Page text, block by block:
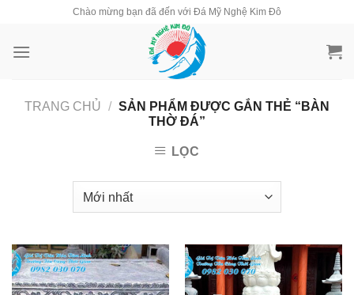
content
Chào mừng bạn đã đến với Đá Mỹ Nghệ Kim Đô
TRANG CHỦ / SẢN PHẨM ĐƯỢC GẮN THẺ “BÀN
THỜ ĐÁ”
LỌC